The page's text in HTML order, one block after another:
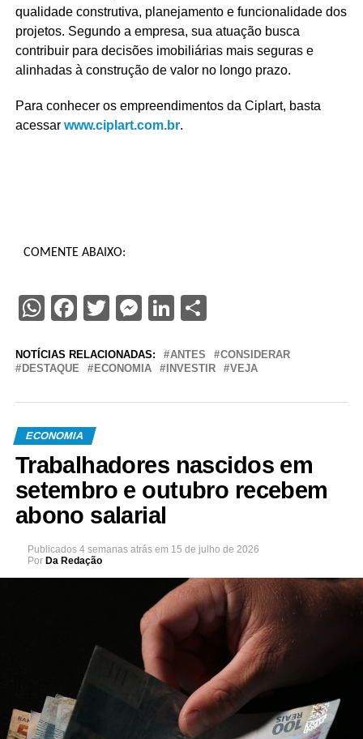
qualidade construtiva, planejamento e funcionalidade dos
projetos. Segundo a empresa, sua atuação busca
contribuir para decisões imobiliárias mais seguras e
alinhadas à construção de valor no longo prazo.
Para conhecer os empreendimentos da Ciplart, basta
acessar www.ciplart.com.br.
COMENTE ABAIXO:
WhatsApp
Facebook
Twitter
Messenger
LinkedIn
Share
NOTÍCIAS RELACIONADAS: ANTES
CONSIDERAR
DESTAQUE
ECONOMIA INVESTIR VEJA
ECONOMIA
Trabalhadores nascidos em
setembro e outubro recebem
abono salarial
Publicados 4 semanas atrás em 15 de julho de 2026
Por Da Redação